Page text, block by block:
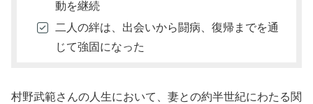
動を継続
二人の絆は、出会いから闘病、復帰までを通
じて強固になった
村野武範さんの人生において、妻との約半世紀にわたる関